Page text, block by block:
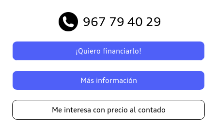
967 79 40 29
¡Quiero financiarlo!
Más información
Me interesa con precio al contado